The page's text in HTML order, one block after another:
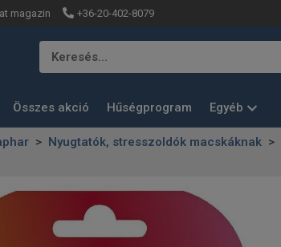
magazin +36-20-402-8079
Keresés…
Összes akció Hűségprogram Egyéb
Nyugtatók, stresszoldók macskáknak